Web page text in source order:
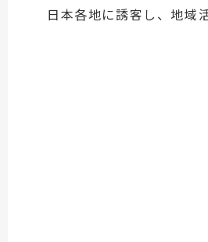
日本各地に誘客し、地域